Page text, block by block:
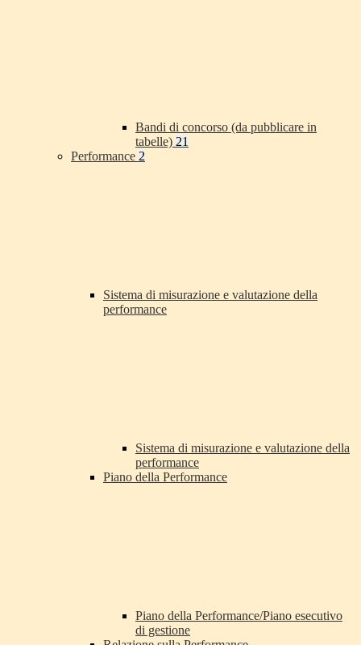
Bandi di concorso (da pubblicare in
tabelle) 21
Performance 2
Sistema di misurazione e valutazione della
performance
Sistema di misurazione e valutazione della
performance
Piano della Performance
Piano della Performance/Piano esecutivo
di gestione